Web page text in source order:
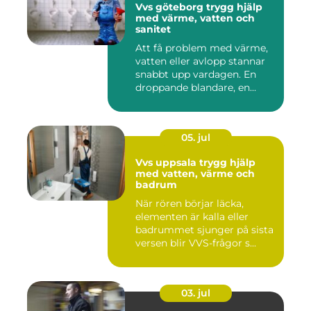
Vvs göteborg trygg hjälp
med värme, vatten och
sanitet
Att få problem med värme,
vatten eller avlopp stannar
snabbt upp vardagen. En
droppande blandare, en...
05. jul
Vvs uppsala trygg hjälp
med vatten, värme och
badrum
När rören börjar läcka,
elementen är kalla eller
badrummet sjunger på sista
versen blir VVS-frågor s...
03. jul